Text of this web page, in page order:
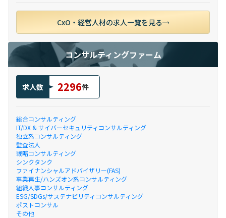
CxO・経営人材の求人一覧を見る
コンサルティングファーム
求人数 2296件
総合コンサルティング
IT/DX & サイバーセキュリティコンサルティング
独立系コンサルティング
監査法人
戦略コンサルティング
シンクタンク
ファイナンシャルアドバイザリー(FAS)
事業再生/ハンズオン系コンサルティング
組織人事コンサルティング
ESG/SDGs/サステナビリティコンサルティング
ポストコンサル
その他